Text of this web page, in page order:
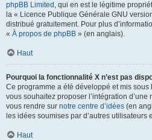
phpBB Limited , qui en est le légitime
la « Licence Publique Générale GNU
distribué gratuitement. Pour plus
« À propos de phpBB » (en anglais).
Haut
Pourquoi la fonctionnalité X n’est pas
Ce programme a été développé et mis
vous souhaitez proposer l’intégration
vous rendre sur notre centre d’idées (en
les idées soumises par d’autres utilisateurs
Haut